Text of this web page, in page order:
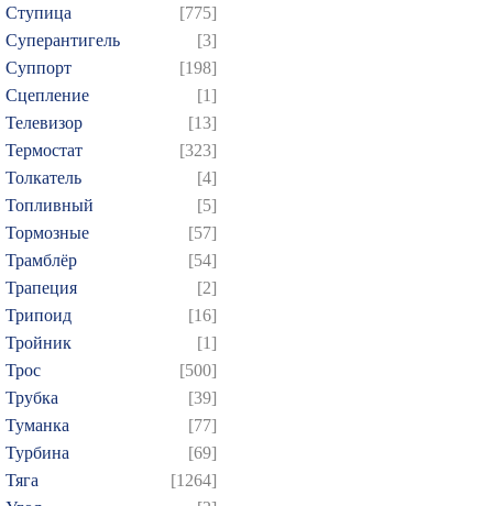
Ступица
[775]
Суперантигель
[3]
Суппорт
[198]
Сцепление
[1]
Телевизор
[13]
Термостат
[323]
Толкатель
[4]
Топливный
[5]
Тормозные
[57]
Трамблёр
[54]
Трапеция
[2]
Трипоид
[16]
Тройник
[1]
Трос
[500]
Трубка
[39]
Туманка
[77]
Турбина
[69]
Тяга
[1264]